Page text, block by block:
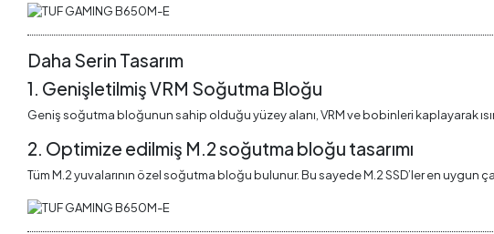
Daha Serin Tasarım
1. Genişletilmiş VRM Soğutma Bloğu
Geniş soğutma bloğunun sahip olduğu yüzey alanı, VRM ve bobinleri kaplayarak
2. Optimize edilmiş M.2 soğutma bloğu tasarımı
Tüm M.2 yuvalarının özel soğutma bloğu bulunur. Bu sayede M.2 SSD’ler en uygun